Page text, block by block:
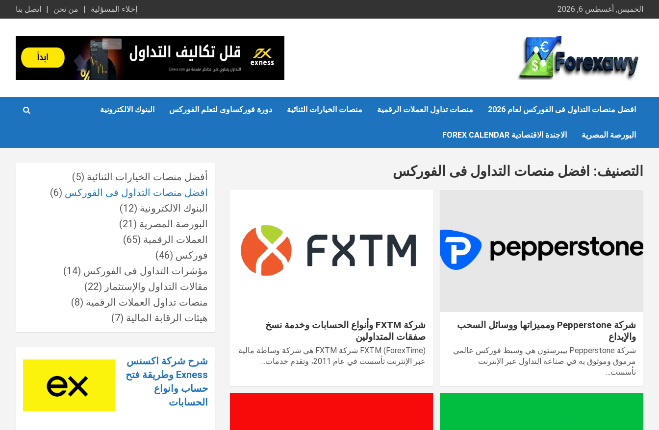
الخميس, أغسطس 6, 2026 إخلاء المسؤلية من نحن اتصل بنا
افضل منصات التداول فى الفوركس لعام 2026 منصات تداول العملات الرقمية منصات الخيارات الثنائية دورة فوركساوى لتعلم الفوركس البنوك الالكترونية
البورصة المصرية الاجندة الاقتصادية FOREX CALENDAR
التصنيف: افضل منصات التداول فى الفوركس
شركة Pepperstone ومميزاتها ووسائل السحب
والإيداع
شركة Pepperstone بيبرستون هي وسيط فوركس عالمي
مرموق وموثوق به في صناعة التداول عبر الإنترنت
تأسست…
شركة FXTM وأنواع الحسابات وخدمة نسخ
صفقات المتداولين
FXTM (ForexTime) شركة FXTM هي شركة وساطة مالية
عبر الإنترنت تأسست في عام 2011، وتقدم خدمات…
أفضل منصات الخيارات الثنائية (5)
افضل منصات التداول فى الفوركس (6)
البنوك الالكترونية (12)
البورصة المصرية (21)
العملات الرقمية (65)
فوركس (46)
مؤشرات التداول فى الفوركس (14)
مقالات التداول والإستثمار (22)
منصات تداول العملات الرقمية (8)
هيئات الرقابة المالية (7)
شرح شركة اكسنس
Exness وطريقة فتح
حساب وانواع
الحسابات